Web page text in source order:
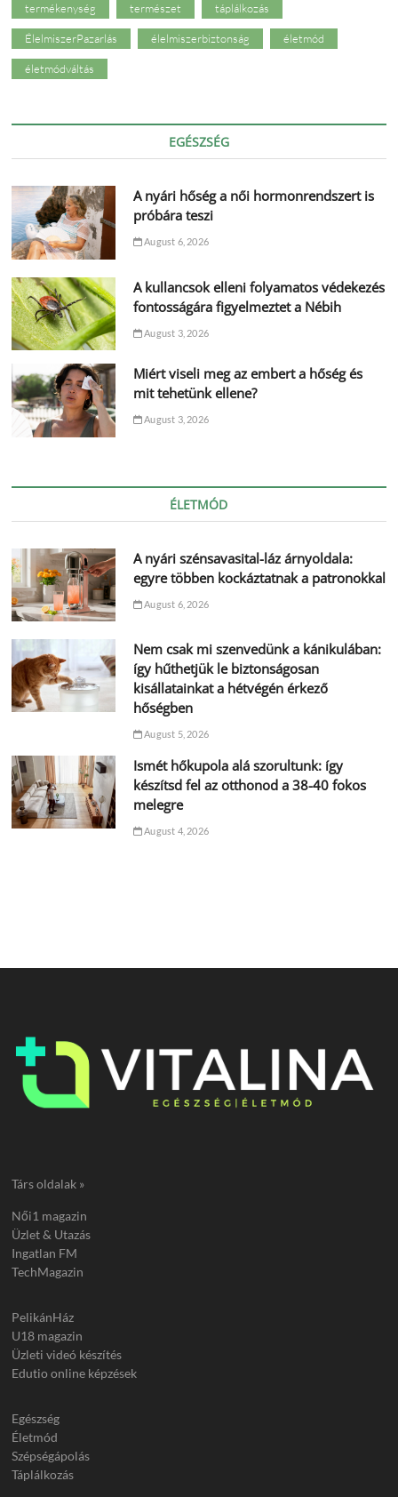
termékenység természet táplálkozás
ÉlelmiszerPazarlás élelmiszerbiztonság életmód
életmódváltás
EGÉSZSÉG
A nyári hőség a női hormonrendszert is
próbára teszi
August 6, 2026
A kullancsok elleni folyamatos védekezés
fontosságára figyelmeztet a Nébih
August 3, 2026
Miért viseli meg az embert a hőség és
mit tehetünk ellene?
August 3, 2026
ÉLETMÓD
A nyári szénsavasital-láz árnyoldala:
egyre többen kockáztatnak a patronokkal
August 6, 2026
Nem csak mi szenvedünk a kánikulában:
így hűthetjük le biztonságosan
kisállatainkat a hétvégén érkező
hőségben
August 5, 2026
Ismét hőkupola alá szorultunk: így
készítsd fel az otthonod a 38-40 fokos
melegre
August 4, 2026
Társ oldalak »
Női1 magazin
Üzlet & Utazás
Ingatlan FM
TechMagazin
PelikánHáz
U18 magazin
Üzleti videó készítés
Edutio online képzések
Egészség
Életmód
Szépségápolás
Táplálkozás